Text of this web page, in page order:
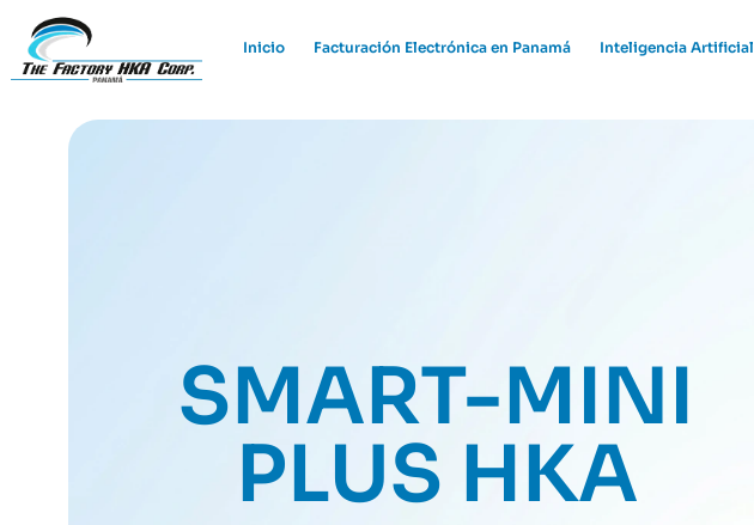
Inicio Facturación Electrónica en Panamá Inteligencia Artificial
SMART-MINI
PLUS HKA